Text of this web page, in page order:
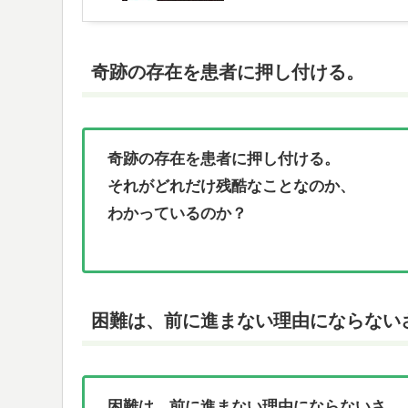
奇跡の存在を患者に押し付ける。
奇跡の存在を患者に押し付ける。
それがどれだけ残酷なことなのか、
わかっているのか？
困難は、前に進まない理由にならない